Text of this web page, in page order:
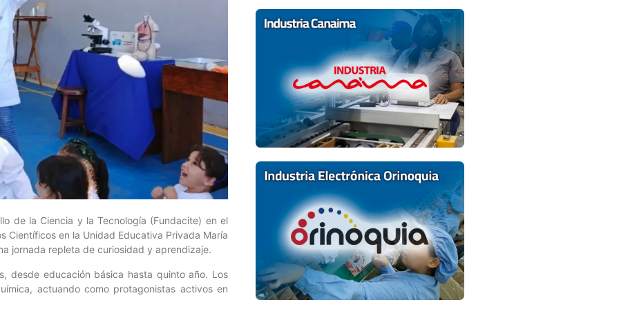
de la Ciencia y la Tecnología (Fundacite) en el
Científicos en la Unidad Educativa Privada María
jornada repleta de curiosidad y aprendizaje.
desde educación básica hasta quinto año. Los
actuando como protagonistas activos en